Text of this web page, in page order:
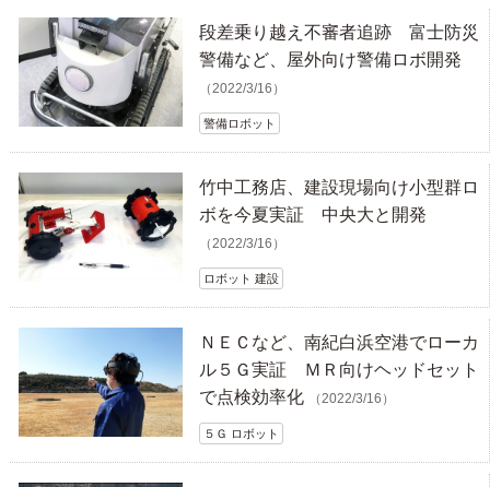
段差乗り越え不審者追跡 富士防災
警備など、屋外向け警備ロボ開発
（2022/3/16）
警備ロボット
竹中工務店、建設現場向け小型群ロ
ボを今夏実証 中央大と開発
（2022/3/16）
ロボット 建設
ＮＥＣなど、南紀白浜空港でローカ
ル５Ｇ実証 ＭＲ向けヘッドセット
で点検効率化
（2022/3/16）
５Ｇ ロボット